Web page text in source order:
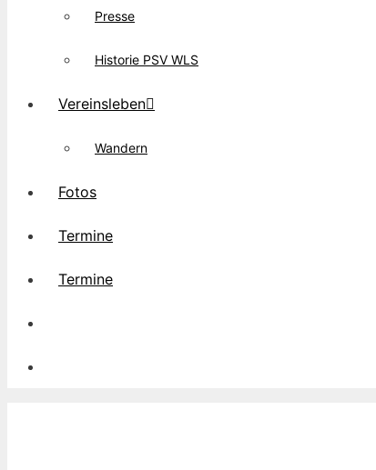
Presse
Historie PSV WLS
Vereinsleben
Wandern
Fotos
Termine
Termine